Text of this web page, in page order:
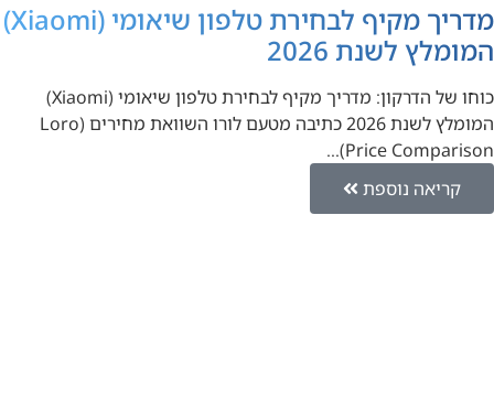
מדריך מקיף לבחירת טלפון שיאומי (Xiaomi)
המומלץ לשנת 2026
כוחו של הדרקון: מדריך מקיף לבחירת טלפון שיאומי (Xiaomi)
המומלץ לשנת 2026 כתיבה מטעם לורו השוואת מחירים (Loro
Price Comparison)…
קריאה נוספת